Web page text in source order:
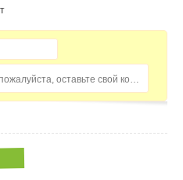
Домохозяйка, пожалуйста, оставьте свой комментарий...